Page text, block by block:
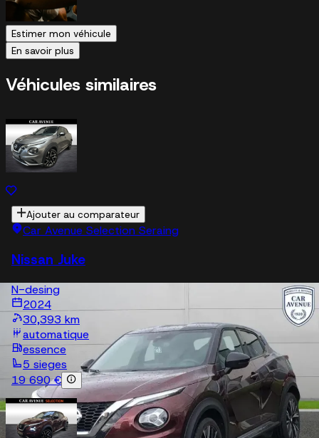
Estimer mon véhicule
En savoir plus
Véhicules similaires
Ajouter au comparateur
Car Avenue Selection Seraing
Nissan Juke
N-desing
2024
30,393 km
automatique
essence
5 sieges
19 690 €